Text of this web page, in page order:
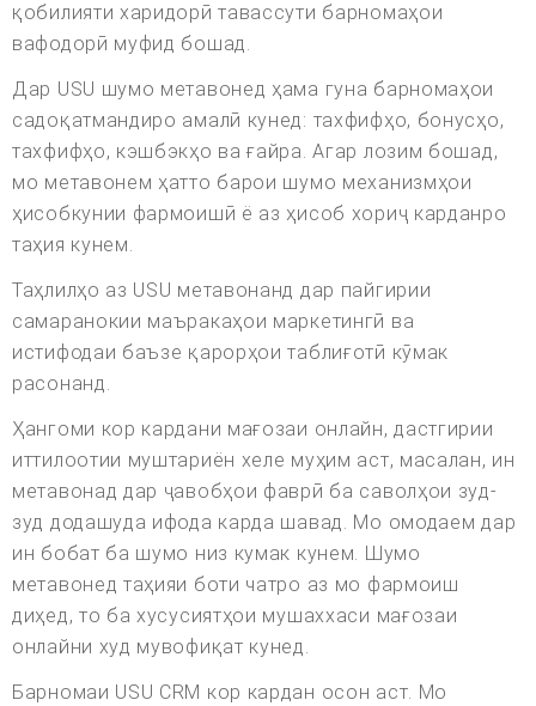
қобилияти харидорӣ тавассути барномаҳои
вафодорӣ муфид бошад.
Дар USU шумо метавонед ҳама гуна барномаҳои
садоқатмандиро амалӣ кунед: тахфифҳо, бонусҳо,
тахфифҳо, кэшбэкҳо ва ғайра. Агар лозим бошад,
мо метавонем ҳатто барои шумо механизмҳои
ҳисобкунии фармоишӣ ё аз ҳисоб хориҷ карданро
таҳия кунем.
Таҳлилҳо аз USU метавонанд дар пайгирии
самаранокии маъракаҳои маркетингӣ ва
истифодаи баъзе қарорҳои таблиғотӣ кӯмак
расонанд.
Ҳангоми кор кардани мағозаи онлайн, дастгирии
иттилоотии муштариён хеле муҳим аст, масалан, ин
метавонад дар ҷавобҳои фаврӣ ба саволҳои зуд-
зуд додашуда ифода карда шавад. Мо омодаем дар
ин бобат ба шумо низ кумак кунем. Шумо
метавонед таҳияи боти чатро аз мо фармоиш
диҳед, то ба хусусиятҳои мушаххаси мағозаи
онлайни худ мувофиқат кунед.
Барномаи USU CRM кор кардан осон аст. Мо